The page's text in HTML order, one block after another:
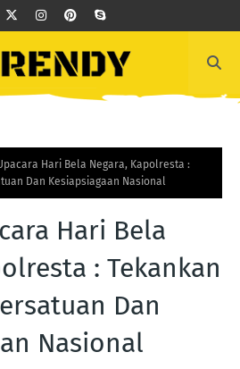
Hari Bela Negara, Kapolresta :
Dan Kesiapsiagaan Nasional
Hari Bela
: Tekankan
Dan
Nasional